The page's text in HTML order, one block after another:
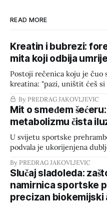
READ MORE
Kreatin i bubrezi:
mita koji odbija
Postoji rečenica koju je
kreatina: "pazi, uništit ćeš si
roštilju, trener stare škole,
koji nije otvorio literaturu od
česta da je postala refleks —
By PREDRAG JAKOVLJEVIC
Mit o smeđem
metabolizmu čista
U svijetu sportske
podvala je ukorijenjena
Vrijeme je da presiječemo s
činjenice iz perspektive
zapravo
By PREDRAG JAKOVLJEVIC
Slučaj sladoleda:
namirnica sportske
precizan biokemijski